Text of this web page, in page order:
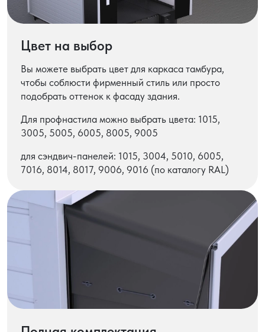
Цвет на выбор
Вы можете выбрать цвет для каркаса тамбура,
чтобы соблюсти фирменный стиль или просто
подобрать оттенок к фасаду здания.
Для профнастила можно выбрать цвета: 1015,
3005, 5005, 6005, 8005, 9005
для сэндвич-панелей: 1015, 3004, 5010, 6005,
7016, 8014, 8017, 9006, 9016 (по каталогу RAL)